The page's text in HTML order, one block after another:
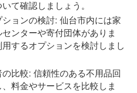
て確認しましょう。
ションの検討: 仙台市内には家
ンターや寄付団体がありま
するオプションを検討しまし
比較: 信頼性のある不用品回
料金やサービスを比較しま